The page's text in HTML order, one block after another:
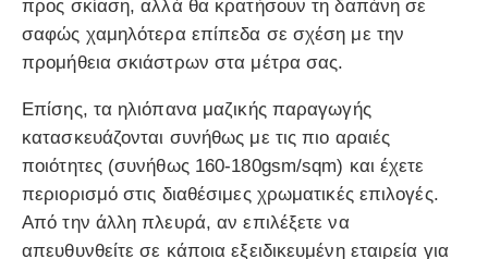
προς σκίαση, αλλά θα κρατήσουν τη δαπάνη σε
σαφώς χαμηλότερα επίπεδα σε σχέση με την
προμήθεια σκιάστρων στα μέτρα σας.
Επίσης, τα ηλιόπανα μαζικής παραγωγής
κατασκευάζονται συνήθως με τις πιο αραιές
ποιότητες (συνήθως 160-180gsm/sqm) και έχετε
περιορισμό στις διαθέσιμες χρωματικές επιλογές.
Από την άλλη πλευρά, αν επιλέξετε να
απευθυνθείτε σε κάποια εξειδικευμένη εταιρεία για